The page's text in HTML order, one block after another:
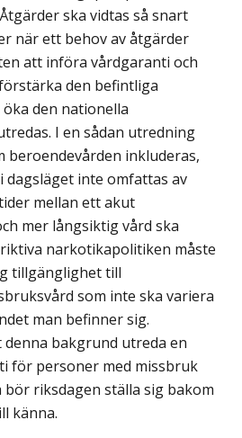
ska vidtas så snart
när ett behov av åtgärder
att införa vårdgaranti och
den befintliga
den nationella
I en sådan utredning
beroendevården inkluderas,
dagsläget inte omfattas av
mellan ett akut
mer långsiktig vård ska
narkotikapolitiken måste
tillgänglighet till
som inte ska variera
man befinner sig.
bakgrund utreda en
för personer med missbruk
bör riksdagen ställa sig bakom
känna.